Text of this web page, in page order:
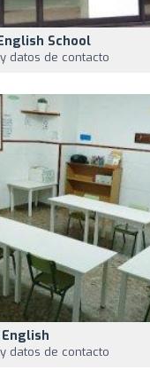
School
datos de contacto
datos de contacto